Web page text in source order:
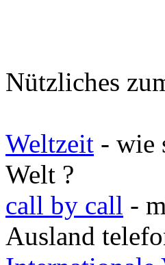
Nützliches
Weltzeit - wie
Welt ?
call by call -
Ausland